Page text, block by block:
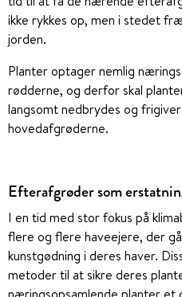
ikke rykkes op, men i stedet
jorden.
Planter optager nemlig
rødderne, og derfor skal
langsomt nedbrydes og
hovedafgrøderne.
Efterafgrøder som
I en tid med stor fokus på
flere og flere haveejere, der
kunstgødning i deres haver.
metoder til at sikre deres